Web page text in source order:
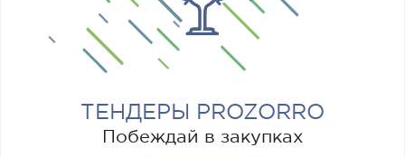
ТЕНДЕРЫ PROZORRO
Побеждай в закупках